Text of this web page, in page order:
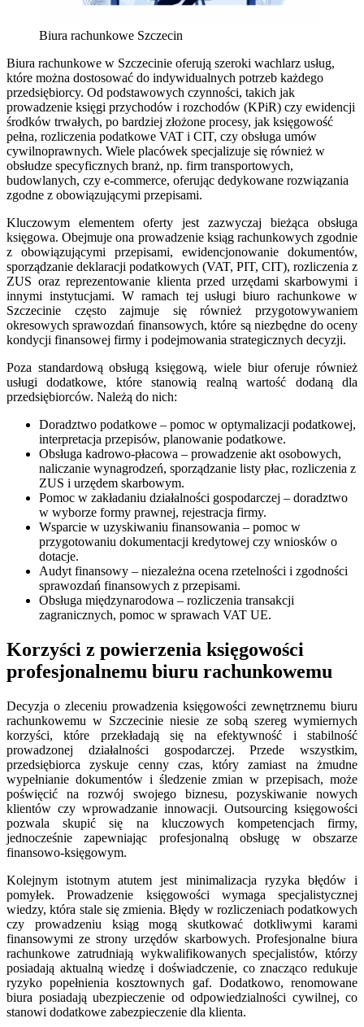
Biura rachunkowe Szczecin
Biura rachunkowe w Szczecinie oferują szeroki wachlarz usług,
które można dostosować do indywidualnych potrzeb każdego
przedsiębiorcy. Od podstawowych czynności, takich jak
prowadzenie księgi przychodów i rozchodów (KPiR) czy ewidencji
środków trwałych, po bardziej złożone procesy, jak księgowość
pełna, rozliczenia podatkowe VAT i CIT, czy obsługa umów
cywilnoprawnych. Wiele placówek specjalizuje się również w
obsłudze specyficznych branż, np. firm transportowych,
budowlanych, czy e-commerce, oferując dedykowane rozwiązania
zgodne z obowiązującymi przepisami.
Kluczowym elementem oferty jest zazwyczaj bieżąca obsługa
księgowa. Obejmuje ona prowadzenie ksiąg rachunkowych zgodnie
z obowiązującymi przepisami, ewidencjonowanie dokumentów,
sporządzanie deklaracji podatkowych (VAT, PIT, CIT), rozliczenia z
ZUS oraz reprezentowanie klienta przed urzędami skarbowymi i
innymi instytucjami. W ramach tej usługi biuro rachunkowe w
Szczecinie często zajmuje się również przygotowywaniem
okresowych sprawozdań finansowych, które są niezbędne do oceny
kondycji finansowej firmy i podejmowania strategicznych decyzji.
Poza standardową obsługą księgową, wiele biur oferuje również
usługi dodatkowe, które stanowią realną wartość dodaną dla
przedsiębiorców. Należą do nich:
Doradztwo podatkowe – pomoc w optymalizacji podatkowej,
interpretacja przepisów, planowanie podatkowe.
Obsługa kadrowo-płacowa – prowadzenie akt osobowych,
naliczanie wynagrodzeń, sporządzanie listy płac, rozliczenia z
ZUS i urzędem skarbowym.
Pomoc w zakładaniu działalności gospodarczej – doradztwo
w wyborze formy prawnej, rejestracja firmy.
Wsparcie w uzyskiwaniu finansowania – pomoc w
przygotowaniu dokumentacji kredytowej czy wniosków o
dotacje.
Audyt finansowy – niezależna ocena rzetelności i zgodności
sprawozdań finansowych z przepisami.
Obsługa międzynarodowa – rozliczenia transakcji
zagranicznych, pomoc w sprawach VAT UE.
Korzyści z powierzenia księgowości
profesjonalnemu biuru rachunkowemu
Decyzja o zleceniu prowadzenia księgowości zewnętrznemu biuru
rachunkowemu w Szczecinie niesie ze sobą szereg wymiernych
korzyści, które przekładają się na efektywność i stabilność
prowadzonej działalności gospodarczej. Przede wszystkim,
przedsiębiorca zyskuje cenny czas, który zamiast na żmudne
wypełnianie dokumentów i śledzenie zmian w przepisach, może
poświęcić na rozwój swojego biznesu, pozyskiwanie nowych
klientów czy wprowadzanie innowacji. Outsourcing księgowości
pozwala skupić się na kluczowych kompetencjach firmy,
jednocześnie zapewniając profesjonalną obsługę w obszarze
finansowo-księgowym.
Kolejnym istotnym atutem jest minimalizacja ryzyka błędów i
pomyłek. Prowadzenie księgowości wymaga specjalistycznej
wiedzy, która stale się zmienia. Błędy w rozliczeniach podatkowych
czy prowadzeniu ksiąg mogą skutkować dotkliwymi karami
finansowymi ze strony urzędów skarbowych. Profesjonalne biura
rachunkowe zatrudniają wykwalifikowanych specjalistów, którzy
posiadają aktualną wiedzę i doświadczenie, co znacząco redukuje
ryzyko popełnienia kosztownych gaf. Dodatkowo, renomowane
biura posiadają ubezpieczenie od odpowiedzialności cywilnej, co
stanowi dodatkowe zabezpieczenie dla klienta.